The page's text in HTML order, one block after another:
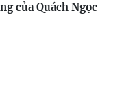
của Quách Ngọc